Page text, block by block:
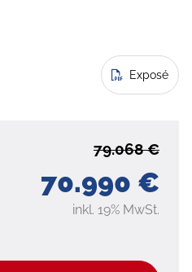
Exposé
70.990 €
79.068 €
inkl. 19% MwSt.